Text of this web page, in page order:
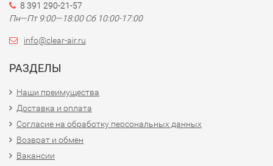
8 391 290-21-57
Пн—Пт 9:00—18:00 Сб 10:00-17:00
info@clear-air.ru
РАЗДЕЛЫ
Наши преимущества
Доставка и оплата
Согласие на обработку персональных данных
Возврат и обмен
Вакансии